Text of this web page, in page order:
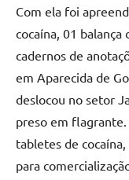
Com ela foi
cocaína, 01
cadernos de
em Aparecida de
deslocou no setor
preso em
tabletes de
para